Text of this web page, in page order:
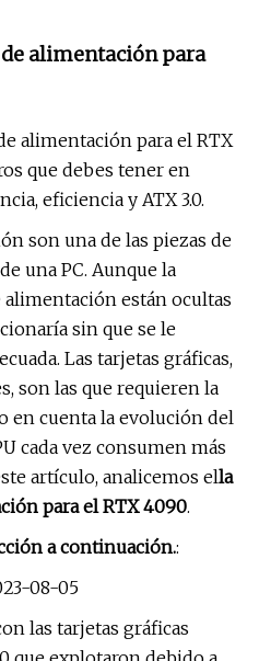
alimentación para
alimentación para el RTX
que debes tener en
eficiencia y ATX 3.0.
son una de las piezas de
una PC. Aunque la
están ocultas
sin que se le
Las tarjetas gráficas,
son las que requieren la
en cuenta la evolución del
cada vez consumen más
artículo, analicemos ella
para el RTX 4090.
a continuación.:
08-05
las tarjetas gráficas